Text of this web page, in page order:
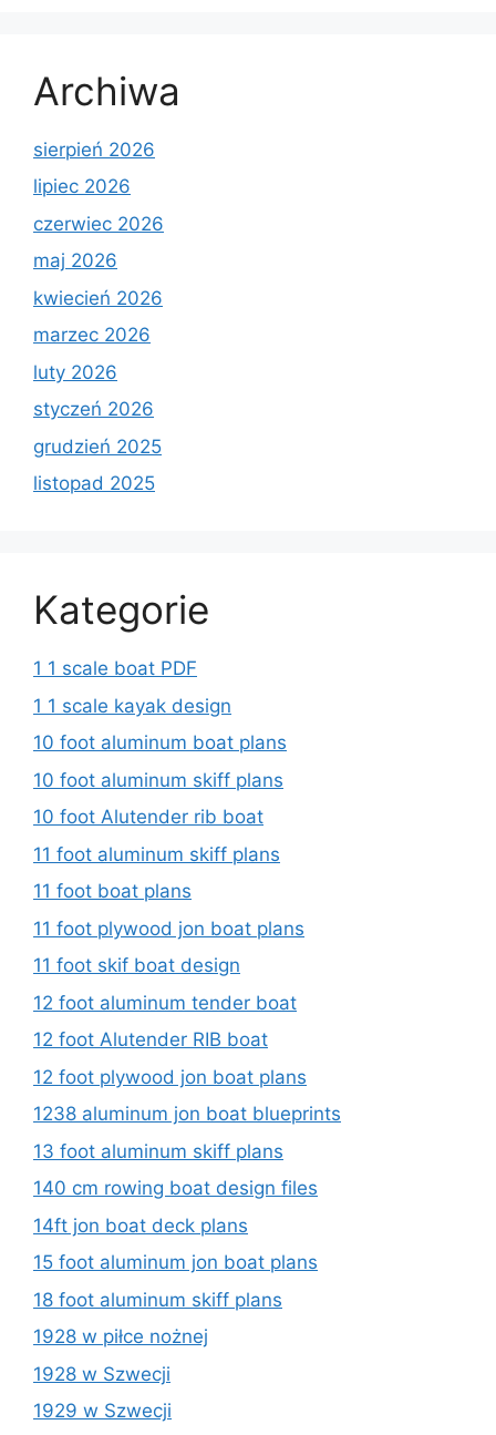
Archiwa
sierpień 2026
lipiec 2026
czerwiec 2026
maj 2026
kwiecień 2026
marzec 2026
luty 2026
styczeń 2026
grudzień 2025
listopad 2025
Kategorie
1 1 scale boat PDF
1 1 scale kayak design
10 foot aluminum boat plans
10 foot aluminum skiff plans
10 foot Alutender rib boat
11 foot aluminum skiff plans
11 foot boat plans
11 foot plywood jon boat plans
11 foot skif boat design
12 foot aluminum tender boat
12 foot Alutender RIB boat
12 foot plywood jon boat plans
1238 aluminum jon boat blueprints
13 foot aluminum skiff plans
140 cm rowing boat design files
14ft jon boat deck plans
15 foot aluminum jon boat plans
18 foot aluminum skiff plans
1928 w piłce nożnej
1928 w Szwecji
1929 w Szwecji